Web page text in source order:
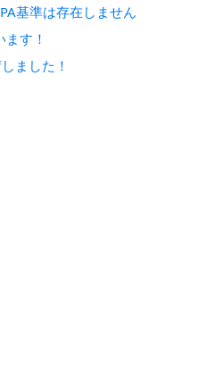
基準は存在しません
す！
ました！